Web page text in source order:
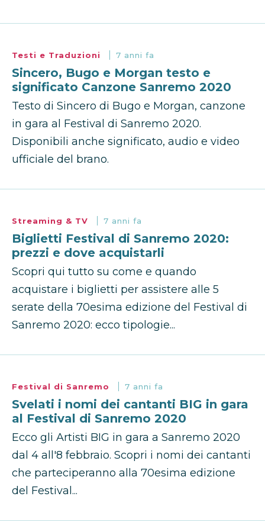
Testi e Traduzioni 7 anni fa
Sincero, Bugo e Morgan testo e
significato Canzone Sanremo 2020
Testo di Sincero di Bugo e Morgan, canzone
in gara al Festival di Sanremo 2020.
Disponibili anche significato, audio e video
ufficiale del brano.
Streaming & TV 7 anni fa
Biglietti Festival di Sanremo 2020:
prezzi e dove acquistarli
Scopri qui tutto su come e quando
acquistare i biglietti per assistere alle 5
serate della 70esima edizione del Festival di
Sanremo 2020: ecco tipologie...
Festival di Sanremo 7 anni fa
Svelati i nomi dei cantanti BIG in gara
al Festival di Sanremo 2020
Ecco gli Artisti BIG in gara a Sanremo 2020
dal 4 all'8 febbraio. Scopri i nomi dei cantanti
che parteciperanno alla 70esima edizione
del Festival...